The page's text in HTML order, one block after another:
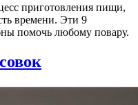
приготовления пищи,
времени. Эти 9
помочь любому повару.